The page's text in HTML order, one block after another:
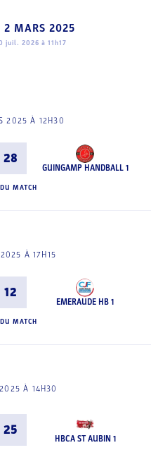
2 MARS 2025
juil. 2026 à 11h17
2025 À 12H30
28
GUINGAMP HANDBALL 1
MATCH
À 17H15
12
EMERAUDE HB 1
MATCH
À 14H30
25
HBCA ST AUBIN 1